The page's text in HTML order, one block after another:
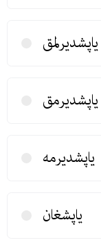
یاپشدیرلمق
یاپشدیرمق
یاپشدیرمه
یاپشغان